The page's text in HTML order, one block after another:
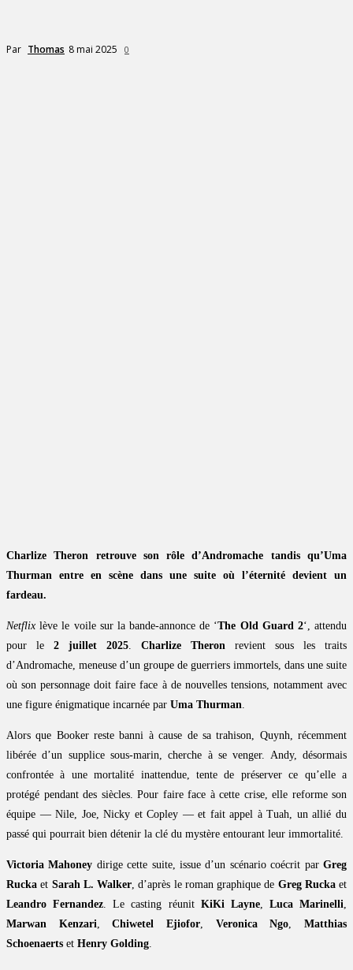
Par Thomas 8 mai 2025 0
Charlize Theron retrouve son rôle d’Andromache tandis qu’Uma
Thurman entre en scène dans une suite où l’éternité devient un
fardeau.
Netflix lève le voile sur la bande-annonce de ‘The Old Guard 2‘, attendu
pour le 2 juillet 2025. Charlize Theron revient sous les traits
d’Andromache, meneuse d’un groupe de guerriers immortels, dans une suite
où son personnage doit faire face à de nouvelles tensions, notamment avec
une figure énigmatique incarnée par Uma Thurman.
Alors que Booker reste banni à cause de sa trahison, Quynh, récemment
libérée d’un supplice sous-marin, cherche à se venger. Andy, désormais
confrontée à une mortalité inattendue, tente de préserver ce qu’elle a
protégé pendant des siècles. Pour faire face à cette crise, elle reforme son
équipe — Nile, Joe, Nicky et Copley — et fait appel à Tuah, un allié du
passé qui pourrait bien détenir la clé du mystère entourant leur immortalité.
Victoria Mahoney dirige cette suite, issue d’un scénario coécrit parGreg
Rucka et Sarah L. Walker, d’après le roman graphique de Greg Ruckaet
Leandro Fernandez. Le casting réunit KiKi Layne, Luca Marinelli,
Marwan Kenzari,Chiwetel Ejiofor, Veronica Ngo,Matthias
Schoenaerts et Henry Golding.